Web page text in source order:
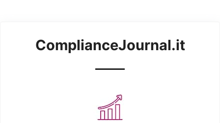
ComplianceJournal.it